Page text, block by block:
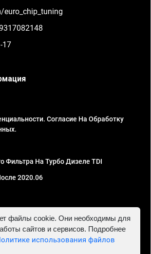
17
Согласие На Обработку
Фильтра На Турбо Дизеле TDI
2020.06
Павлович. ИНН 781302555843,
файлы cookie. Они необходимы для
сайтов и сервисов. Подробнее
использования файлов